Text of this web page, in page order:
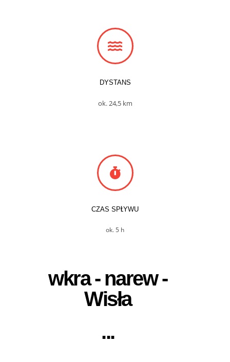
wkra - narew -
Wisła
...
DYSTANS
ok. 24,5 km
CZAS SPŁYWU
ok. 5 h